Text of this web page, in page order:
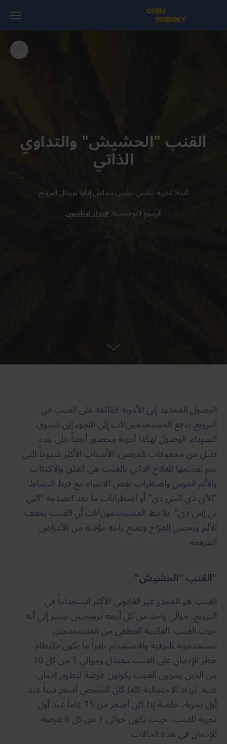
القنب "الحشيش" والتداوي
الذاتي
كتبه: آندريه نيلسن، رئيس مجلس إدارة نورمال النرويج
الرسوم التوضيحية:فيدار ترياسون
الوصول المحدود إلى الأدوية القائمة على القنب في
النرويج يدفع المستخدمين/ات إلى اللجوء إلى السوق
السوداء. الوصول لهكذا أدوية محصور أيضاً على عدد
قليل من مجموعات المرضى. الأسباب الأكثر شيوعاً التي
يتم تقديمها للعلاج الذاتي بالقنب هي القلق والاكتئاب
والألم المزمن واضطراب نقص الانتباه مع فرط النشاط
"الآي دي اتش دي" أو اضطرابات ما بعد الصدمة "البي
تي إس دي". يلاحظ المستخدمون/ات أن القنب يخفف
الألم ويحسن المزاج ويمنح راحة مؤقتة من الأعراض
المرهقة.
"القنب "الحشيش"
القنب هو المخدر غير القانوني الأكثر استخداماً في
النرويج. حوالي واحد من كل أربعة نرويجيين يشير إلى أنه
جرب القنب. الغالبية العظمى من المستخدمين
يستخدمونه للترفيه والاستخدام نادراً ما يكون بانتظام.
خطر الإدمان على القنب معتدل وحوالي 1 من كل 10
من الذين يجربون القنب يكونون عرضة لتطوير إدمان
عليه. تزداد الاحتمالية كلما كان الشخص أصغر سناً عند
أول تجربة، خاصة إذا كان أصغر من 15 عاماً عند أول
تجربة للقنب، حيث يكون حوالي 1 من كل 6 عرضة
للإدمان في هذه الحالات.